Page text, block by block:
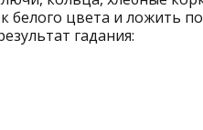
белого цвета и ложить
гадания: